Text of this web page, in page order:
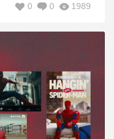
1989
0
0